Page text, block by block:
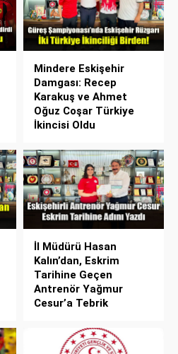
Mindere Eskişehir
Damgası: Recep
Karakuş ve Ahmet
Oğuz Coşar Türkiye
İkincisi Oldu
İl Müdürü Hasan
Kalın’dan, Eskrim
Tarihine Geçen
Antrenör Yağmur
Cesur’a Tebrik